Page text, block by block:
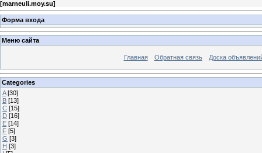
[marneuli.moy.su]
Форма входа
Меню сайта
Главная Обратная связь Доска
Categories
A [30]
B [13]
C [15]
D [16]
E [14]
F [5]
G [3]
H [3]